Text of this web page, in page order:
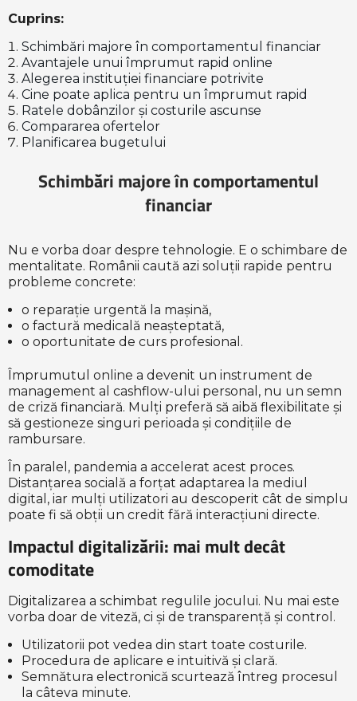
Cuprins:
Schimbări majore în comportamentul financiar
Avantajele unui împrumut rapid online
Alegerea instituției financiare potrivite
Cine poate aplica pentru un împrumut rapid
Ratele dobânzilor și costurile ascunse
Compararea ofertelor
Planificarea bugetului
Schimbări majore în comportamentul
financiar
Nu e vorba doar despre tehnologie. E o schimbare de
mentalitate. Românii caută azi soluții rapide pentru
probleme concrete:
o reparație urgentă la mașină,
o factură medicală neașteptată,
o oportunitate de curs profesional.
Împrumutul online a devenit un instrument de
management al cashflow-ului personal, nu un semn
de criză financiară. Mulți preferă să aibă flexibilitate și
să gestioneze singuri perioada și condițiile de
rambursare.
În paralel, pandemia a accelerat acest proces.
Distanțarea socială a forțat adaptarea la mediul
digital, iar mulți utilizatori au descoperit cât de simplu
poate fi să obții un credit fără interacțiuni directe.
Impactul digitalizării: mai mult decât
comoditate
Digitalizarea a schimbat regulile jocului. Nu mai este
vorba doar de viteză, ci și de transparență și control.
Utilizatorii pot vedea din start toate costurile.
Procedura de aplicare e intuitivă și clară.
Semnătura electronică scurtează întreg procesul
la câteva minute.